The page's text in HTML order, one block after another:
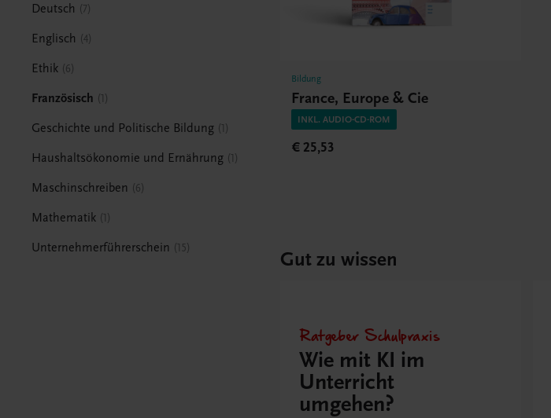
Deutsch 7
Englisch 4
Ethik 6
Französisch 1
Geschichte und Politische Bildung 1
Haushaltsökonomie und Ernährung 1
Maschinschreiben 6
Mathematik 1
Unternehmerführerschein 15
Bildung
France, Europe & Cie
INKL. AUDIO-CD-ROM
€ 25,53
Gut zu wissen
Ratgeber Schulpraxis
Wie mit KI im
Unterricht
umgehen?